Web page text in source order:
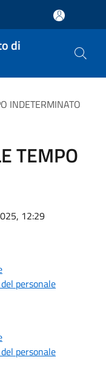
di
INDETERMINATO
TEMPO
12:29
personale
personale